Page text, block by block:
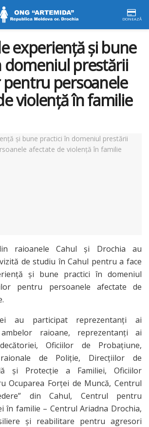
DONEAZĂ
experiență și bune
domeniul prestării
pentru persoanele
violență în familie
raioanele Cahul și Drochia au
de studiu în Cahul pentru a face
și bune practici în domeniul
pentru persoanele afectate de
au participat reprezentanți ai
raioane, reprezentanți ai
Oficiilor de Probațiune,
raionale de Poliție, Direcțiilor de
și Protecție a Familiei, Oficiilor
Ocuparea Forței de Muncă, Centrul
din Cahul, Centrul pentru
în familie – Centrul Ariadna Drochia,
și reabilitare pentru agresori